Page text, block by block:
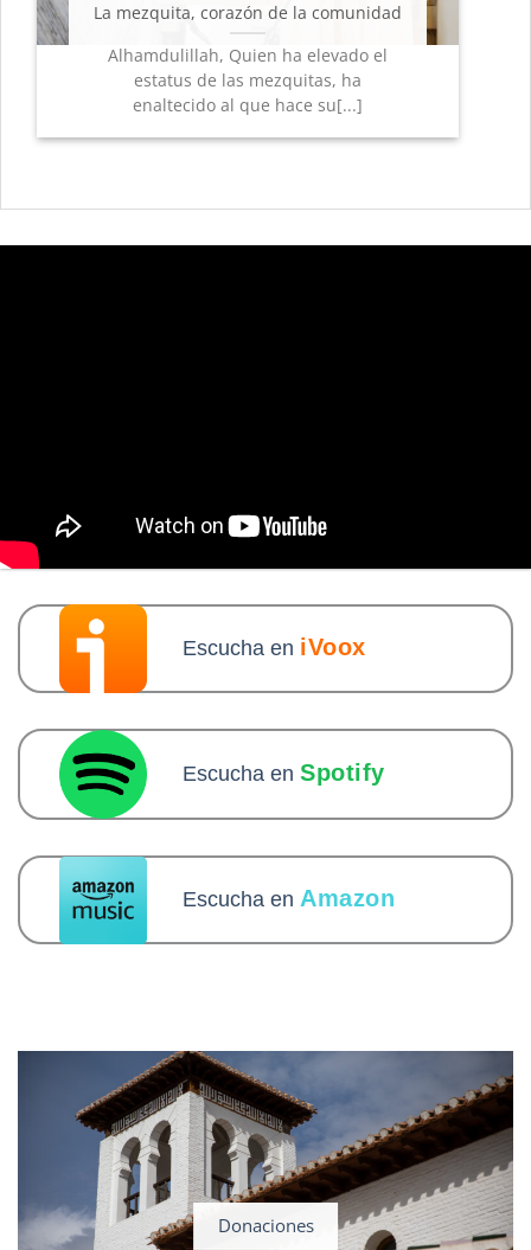
La mezquita, corazón de la comunidad
Alhamdulillah, Quien ha elevado el
estatus de las mezquitas, ha
enaltecido al que hace su[...]
Escucha en iVoox
Escucha enSpotify
Escucha enAmazon
Donaciones